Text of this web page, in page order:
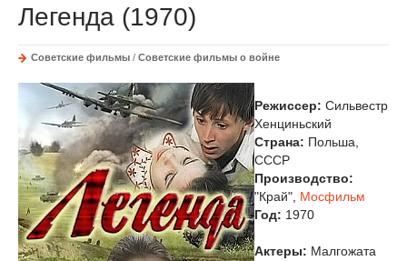
Легенда (1970)
Советские фильмы / Советские фильмы о войне
Режиссер: Сильвестр
Хенциньский
Страна: Польша,
СССР
Производство:
"Край", Мосфильм
Год: 1970
Актеры: Малгожата